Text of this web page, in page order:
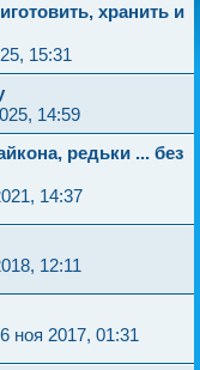
хранить и
15:31
14:59
редьки ... без
14:37
12:11
ноя 2017, 01:31